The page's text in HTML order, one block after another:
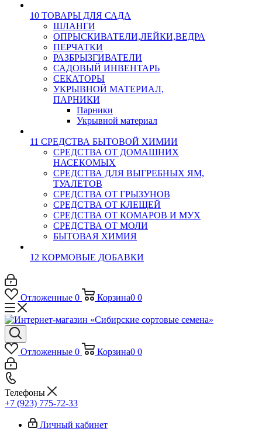
10 ТОВАРЫ ДЛЯ САДА
ШЛАНГИ
ОПРЫСКИВАТЕЛИ,ЛЕЙКИ,ВЕДРА
ПЕРЧАТКИ
РАЗБРЫЗГИВАТЕЛИ
САДОВЫЙ ИНВЕНТАРЬ
СЕКАТОРЫ
УКРЫВНОЙ МАТЕРИАЛ,
ПАРНИКИ
Парники
Укрывной материал
11 СРЕДСТВА БЫТОВОЙ ХИМИИ
СРЕДСТВА ОТ ДОМАШНИХ
НАСЕКОМЫХ
СРЕДСТВА ДЛЯ ВЫГРЕБНЫХ ЯМ,
ТУАЛЕТОВ
СРЕДСТВА ОТ ГРЫЗУНОВ
СРЕДСТВА ОТ КЛЕЩЕЙ
СРЕДСТВА ОТ КОМАРОВ И МУХ
СРЕДСТВА ОТ МОЛИ
БЫТОВАЯ ХИМИЯ
12 КОРМОВЫЕ ДОБАВКИ
Отложенные 0 Корзина0 0
Отложенные 0 Корзина0 0
Телефоны
+7 (923) 775-72-33
Личный кабинет